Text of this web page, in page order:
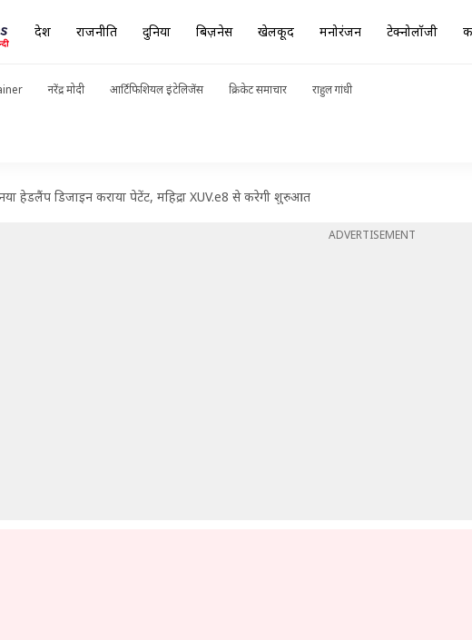
देश राजनीति दुनिया बिज़नेस खेलकूद मनोरंजन टेक्नोलॉजी
नरेंद्र मोदी आर्टिफिशियल इंटेलिजेंस क्रिकेट समाचार राहुल गांधी
नया हेडलैंप डिजाइन कराया पेटेंट, महिद्रा XUV.e8 से करेगी शुरुआत
ADVERTISEMENT